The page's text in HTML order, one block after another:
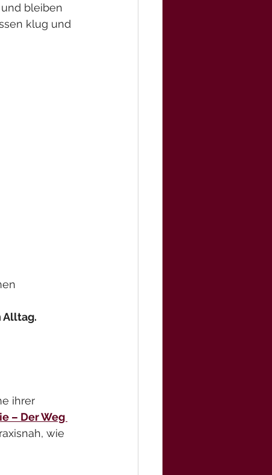
bleiben
klug und
Alltag.
ihrer
– Der Weg
wie